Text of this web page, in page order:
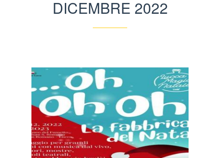
DICEMBRE 2022